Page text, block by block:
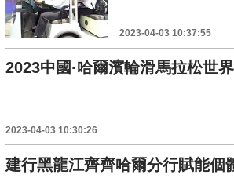
2023-04-03 10:37:55
2023中國·哈爾濱輪滑馬拉松世
2023-04-03 10:30:26
建行黑龍江齊齊哈爾分行賦能個